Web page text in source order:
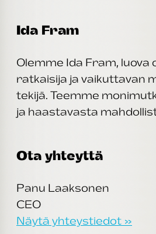
Ida Fram
Olemme Ida Fram, luova
ratkaisija ja vaikuttavan
tekijä. Teemme
ja haastavasta
Ota yhteyttä
Panu Laaksonen
CEO
Näytä yhteystiedot »